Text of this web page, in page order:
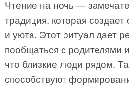
Чтение на ночь —
традиция, которая
и уюта. Этот ритуал дает
пообщаться с родителями
что близкие люди рядом.
способствуют